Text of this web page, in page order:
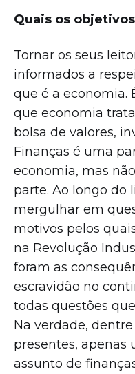
Quais os
Tornar os seus
informados a
que é a economia.
que economia
bolsa de valores,
Finanças é uma
economia, mas
parte. Ao longo do
mergulhar em
motivos pelos
na Revolução
foram as
escravidão no
todas questões
Na verdade,
presentes, apenas
assunto de